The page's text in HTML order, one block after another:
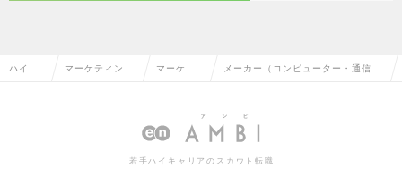
ハイク マーケティン マーケテ
販促企画
メーカー（コンピューター・通信
転職・求人情報一覧
若手ハイキャリアのスカウト転職